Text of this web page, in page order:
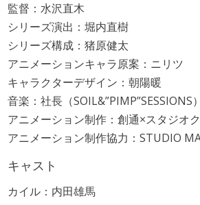
監督：水沢直木
シリーズ演出：堀内直樹
シリーズ構成：猪原健太
アニメーションキャラ原案：ニリツ
キャラクターデザイン：朝陽暖
音楽：社長（SOIL&”PIMP”SESSIONS
アニメーション制作：創通×スタジオ
アニメーション制作協力：STUDIO
キャスト
カイル：内田雄馬